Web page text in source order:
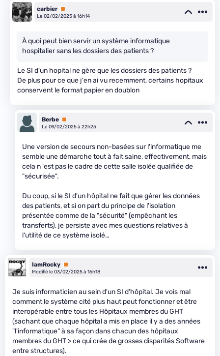
carbier Premium
Le 02/02/2025 à 16h14
À quoi peut bien servir un système informatique
hospitalier sans les dossiers des patients ?
Le SI d'un hopital ne gère que les dossiers des patients ?
De plus pour ce que j'en ai vu recemment, certains hopitaux
conservent le format papier en doublon
Berbe Premium
Le 09/02/2025 à 22h25
Une version de secours non-basées sur l'informatique me
semble une démarche tout à fait saine, effectivement, mais
cela n 'est pas le cadre de cette salle isolée qualifiée de
"sécurisée".
Du coup, si le SI d'un hôpital ne fait que gérer les données
des patients, et si on part du principe de l'isolation
présentée comme de la "sécurité" (empêchant les
transferts), je persiste avec mes questions relatives à
l'utilité de ce système isolé…
IamRocky Premium
Modifié le 03/02/2025 à 16h18
Je suis informaticien au sein d'un SI d'hôpital. Je vois mal
comment le système cité plus haut peut fonctionner et être
interopérable entre tous les Hôpitaux membres du GHT
(sachant que chaque hôpital a mis en place il y a des années
"l'informatique" à sa façon dans chacun des hôpitaux
membres du GHT > ce qui crée de grosses disparités Software
entre structures).